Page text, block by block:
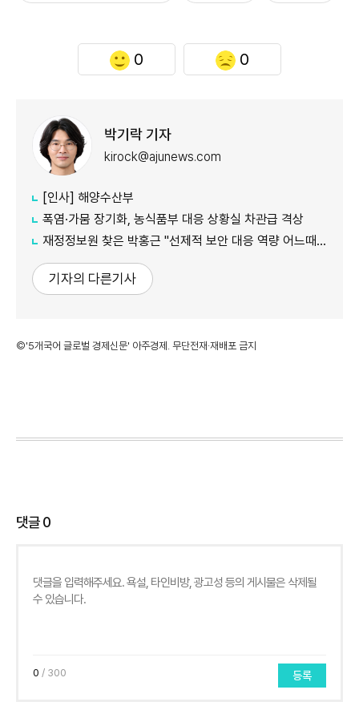
0 0
박기락 기자
kirock@ajunews.com
[인사] 해양수산부
폭염·가뭄 장기화, 농식품부 대응 상황실 차관급 격상
재정정보원 찾은 박홍근 "선제적 보안 대응 역량 어느때보다 중요"
기자의 다른기사
©'5개국어 글로벌 경제신문' 아주경제. 무단전재·재배포 금지
댓글0
0 / 300 등록